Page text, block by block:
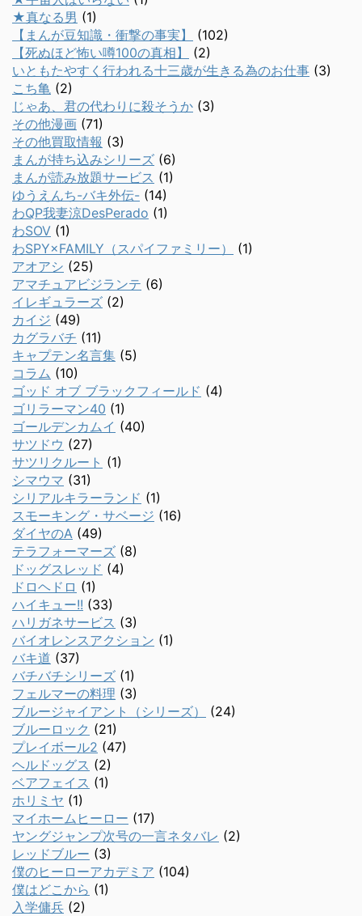
★真なる男 (1)
【まんが豆知識・衝撃の事実】
(102)
【死ぬほど怖い噂100の真相】
(2)
いともたやすく行われる十三歳が生きる為のお仕事 (3)
こち亀 (2)
じゃあ、君の代わりに殺そうか (3)
その他漫画 (71)
その他買取情報 (3)
まんが持ち込みシリーズ (6)
まんが読み放題サービス (1)
ゆうえんち-バキ外伝- (14)
わQP我妻涼DesPerado (1)
わSOV (1)
わSPY×FAMILY（スパイファミリー）
(1)
アオアシ (25)
アマチュアビジランテ (6)
イレギュラーズ (2)
カイジ (49)
カグラバチ (11)
キャプテン名言集 (5)
コラム (10)
ゴッド オブ ブラックフィールド (4)
ゴリラーマン40 (1)
ゴールデンカムイ (40)
サツドウ (27)
サツリクルート (1)
シマウマ (31)
シリアルキラーランド (1)
スモーキング・サベージ (16)
ダイヤのA (49)
テラフォーマーズ (8)
ドッグスレッド (4)
ドロヘドロ (1)
ハイキュー!! (33)
ハリガネサービス (3)
バイオレンスアクション (1)
バキ道 (37)
バチバチシリーズ (1)
フェルマーの料理 (3)
ブルージャイアント（シリーズ）
(24)
ブルーロック (21)
プレイボール2 (47)
ヘルドッグス (2)
ベアフェイス (1)
ホリミヤ (1)
マイホームヒーロー (17)
ヤングジャンプ次号の一言ネタバレ (2)
レッドブルー (3)
僕のヒーローアカデミア (104)
僕はどこから (1)
入学傭兵 (2)